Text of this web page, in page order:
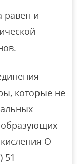
равен и
которые не
O
51